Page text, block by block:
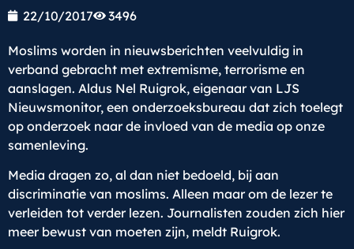
22/10/2017 3496
Moslims worden in nieuwsberichten veelvuldig in
verband gebracht met extremisme, terrorisme en
aanslagen. Aldus Nel Ruigrok, eigenaar van LJS
Nieuwsmonitor, een onderzoeksbureau dat zich toelegt
op onderzoek naar de invloed van de media op onze
samenleving.
Media dragen zo, al dan niet bedoeld, bij aan
discriminatie van moslims. Alleen maar om de lezer te
verleiden tot verder lezen. Journalisten zouden zich hier
meer bewust van moeten zijn, meldt Ruigrok.